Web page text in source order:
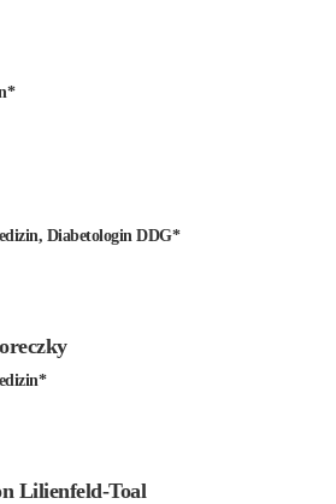
Diabetologin DDG*
Lilienfeld-Toal